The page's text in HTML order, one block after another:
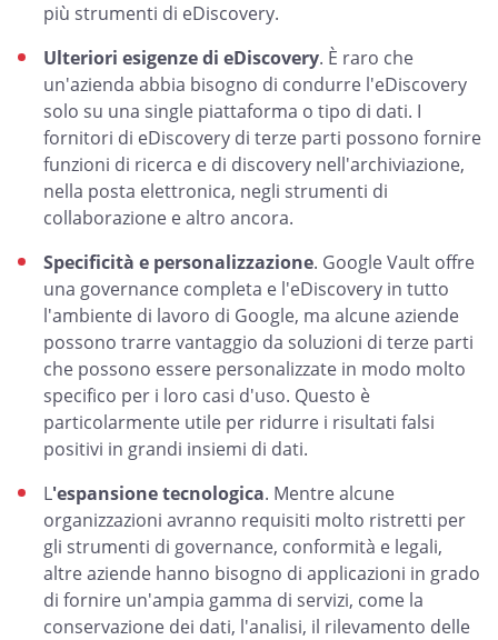
più strumenti di eDiscovery.
Ulteriori esigenze di eDiscovery. È raro che
un'azienda abbia bisogno di condurre l'eDiscovery
solo su una single piattaforma o tipo di dati. I
fornitori di eDiscovery di terze parti possono fornire
funzioni di ricerca e di discovery nell'archiviazione,
nella posta elettronica, negli strumenti di
collaborazione e altro ancora.
Specificità e personalizzazione. Google Vault offre
una governance completa e l'eDiscovery in tutto
l'ambiente di lavoro di Google, ma alcune aziende
possono trarre vantaggio da soluzioni di terze parti
che possono essere personalizzate in modo molto
specifico per i loro casi d'uso. Questo è
particolarmente utile per ridurre i risultati falsi
positivi in grandi insiemi di dati.
L'espansione tecnologica. Mentre alcune
organizzazioni avranno requisiti molto ristretti per
gli strumenti di governance, conformità e legali,
altre aziende hanno bisogno di applicazioni in grado
di fornire un'ampia gamma di servizi, come la
conservazione dei dati, l'analisi, il rilevamento delle